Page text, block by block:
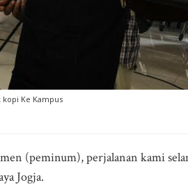
kopi Ke Kampus
(peminum), perjalanan kami
Jogja.